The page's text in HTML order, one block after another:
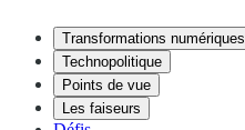
Transformations numériques
Technopolitique
Points de vue
Les faiseurs